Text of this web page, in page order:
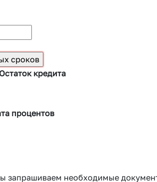
Остаток кредита
процентов
запрашиваем необходимые